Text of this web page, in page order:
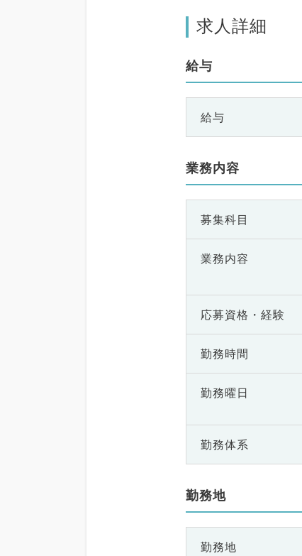
求人詳細
給与
給与
業務内容
募集科目
業務内容
応募資格・ 経験
勤務時間
勤務曜日
勤務体系
勤務地
勤務地